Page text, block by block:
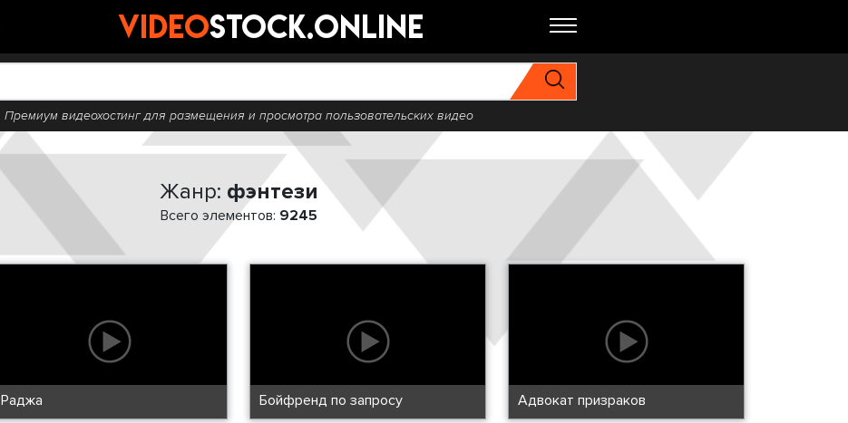
videostock.online
Премиум видеохостинг для размещения и просмотра пользовательских видео
Жанр: фэнтези
Всего элементов: 9245
Раджа Бойфренд по запросу Адвокат призраков